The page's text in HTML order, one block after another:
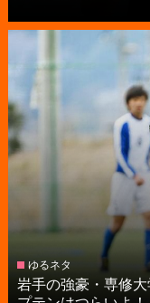
ゆるネタ
岩手の強豪・専修